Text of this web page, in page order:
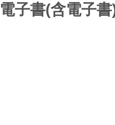
子書(含電子